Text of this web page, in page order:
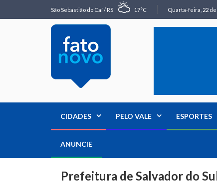
São Sebastião do Caí / RS 17°C Quarta-feira, 22 de
CIDADES PELO VALE ESPORTES
ANUNCIE
Prefeitura de Salvador do